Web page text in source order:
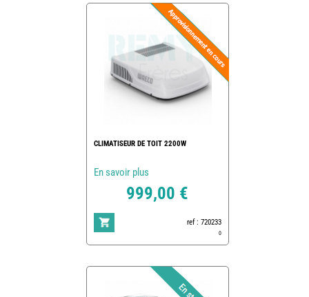
CLIMATISEUR DE TOIT 2200W
En savoir plus
999,00 €
ref : 720233
0